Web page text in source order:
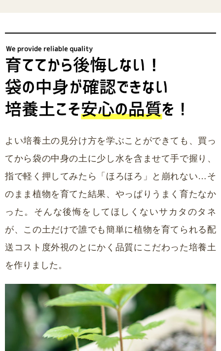
よい培養土の見分け方を学ぶことができても、買っ
てから袋の中身の土に少し水を含ませて手で握り、
指で軽く押してみたら「ほろほろ」と崩れない…そ
のまま植物を育てた結果、やっぱりうまく育たなか
った。そんな後悔をしてほしくないサカタのタネ
が、この土だけで誰でも簡単に植物を育てられる配
送コスト度外視のとにかく品質にこだわった培養土
を作りました。